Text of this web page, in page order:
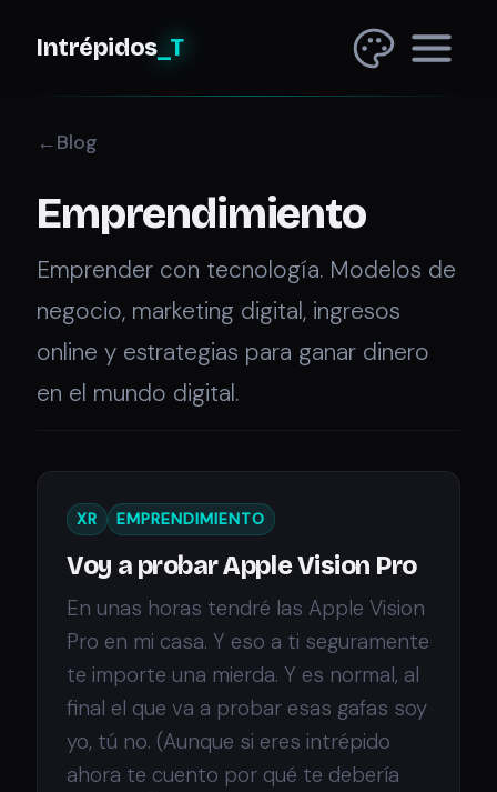
Intrépidos_T
Blog
Emprendimiento
Emprender con tecnología. Modelos de
negocio, marketing digital, ingresos
online y estrategias para ganar dinero
en el mundo digital.
XR EMPRENDIMIENTO
Voy a probar Apple Vision Pro
En unas horas tendré las Apple Vision
Pro en mi casa. Y eso a ti seguramente
te importe una mierda. Y es normal, al
final el que va a probar esas gafas soy
yo, tú no. (Aunque si eres intrépido
ahora te cuento por qué te debería